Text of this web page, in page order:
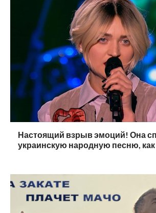
Настоящий взрыв эмоций! Она
украинскую народную песню, как